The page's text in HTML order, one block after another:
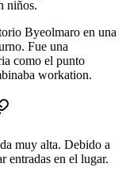
niños.
Byeolmaro en una
Fue una
como el punto
workation.
muy alta. Debido a
entradas en el lugar.